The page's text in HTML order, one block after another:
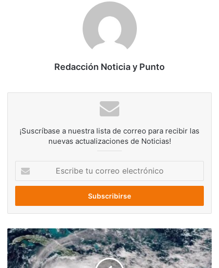
Redacción Noticia y Punto
¡Suscríbase a nuestra lista de correo para recibir las
nuevas actualizaciones de Noticias!
correo
Jamaica
reporta
tres
muertos